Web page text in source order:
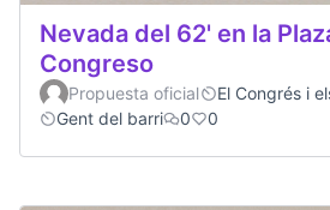
Nevada del 62' en la
Congreso
Propuesta oficial
El Congrés i
Gent del barri
0 0